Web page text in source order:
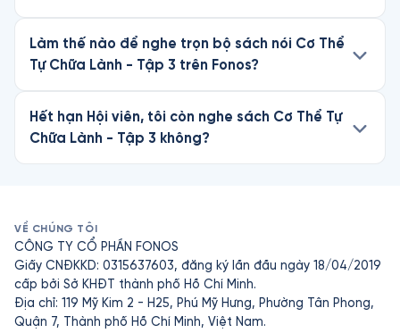
Làm thế nào để nghe trọn bộ sách nói Cơ Thể
Tự Chữa Lành - Tập 3 trên Fonos?
Hết hạn Hội viên, tôi còn nghe sách Cơ Thể Tự
Chữa Lành - Tập 3 không?
VỀ CHÚNG TÔI
CÔNG TY CỔ PHẦN FONOS
Giấy CNĐKKD: 0315637603, đăng ký lần đầu ngày 18/04/2019
cấp bởi Sở KHĐT thành phố Hồ Chí Minh.
Địa chỉ: 119 Mỹ Kim 2 - H25, Phú Mỹ Hưng, Phường Tân Phong,
Quận 7, Thành phố Hồ Chí Minh, Việt Nam.